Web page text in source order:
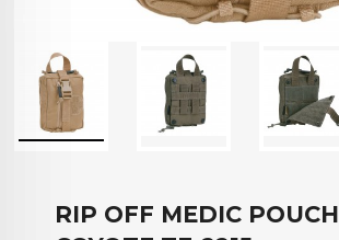
RIP OFF MEDIC POUCH